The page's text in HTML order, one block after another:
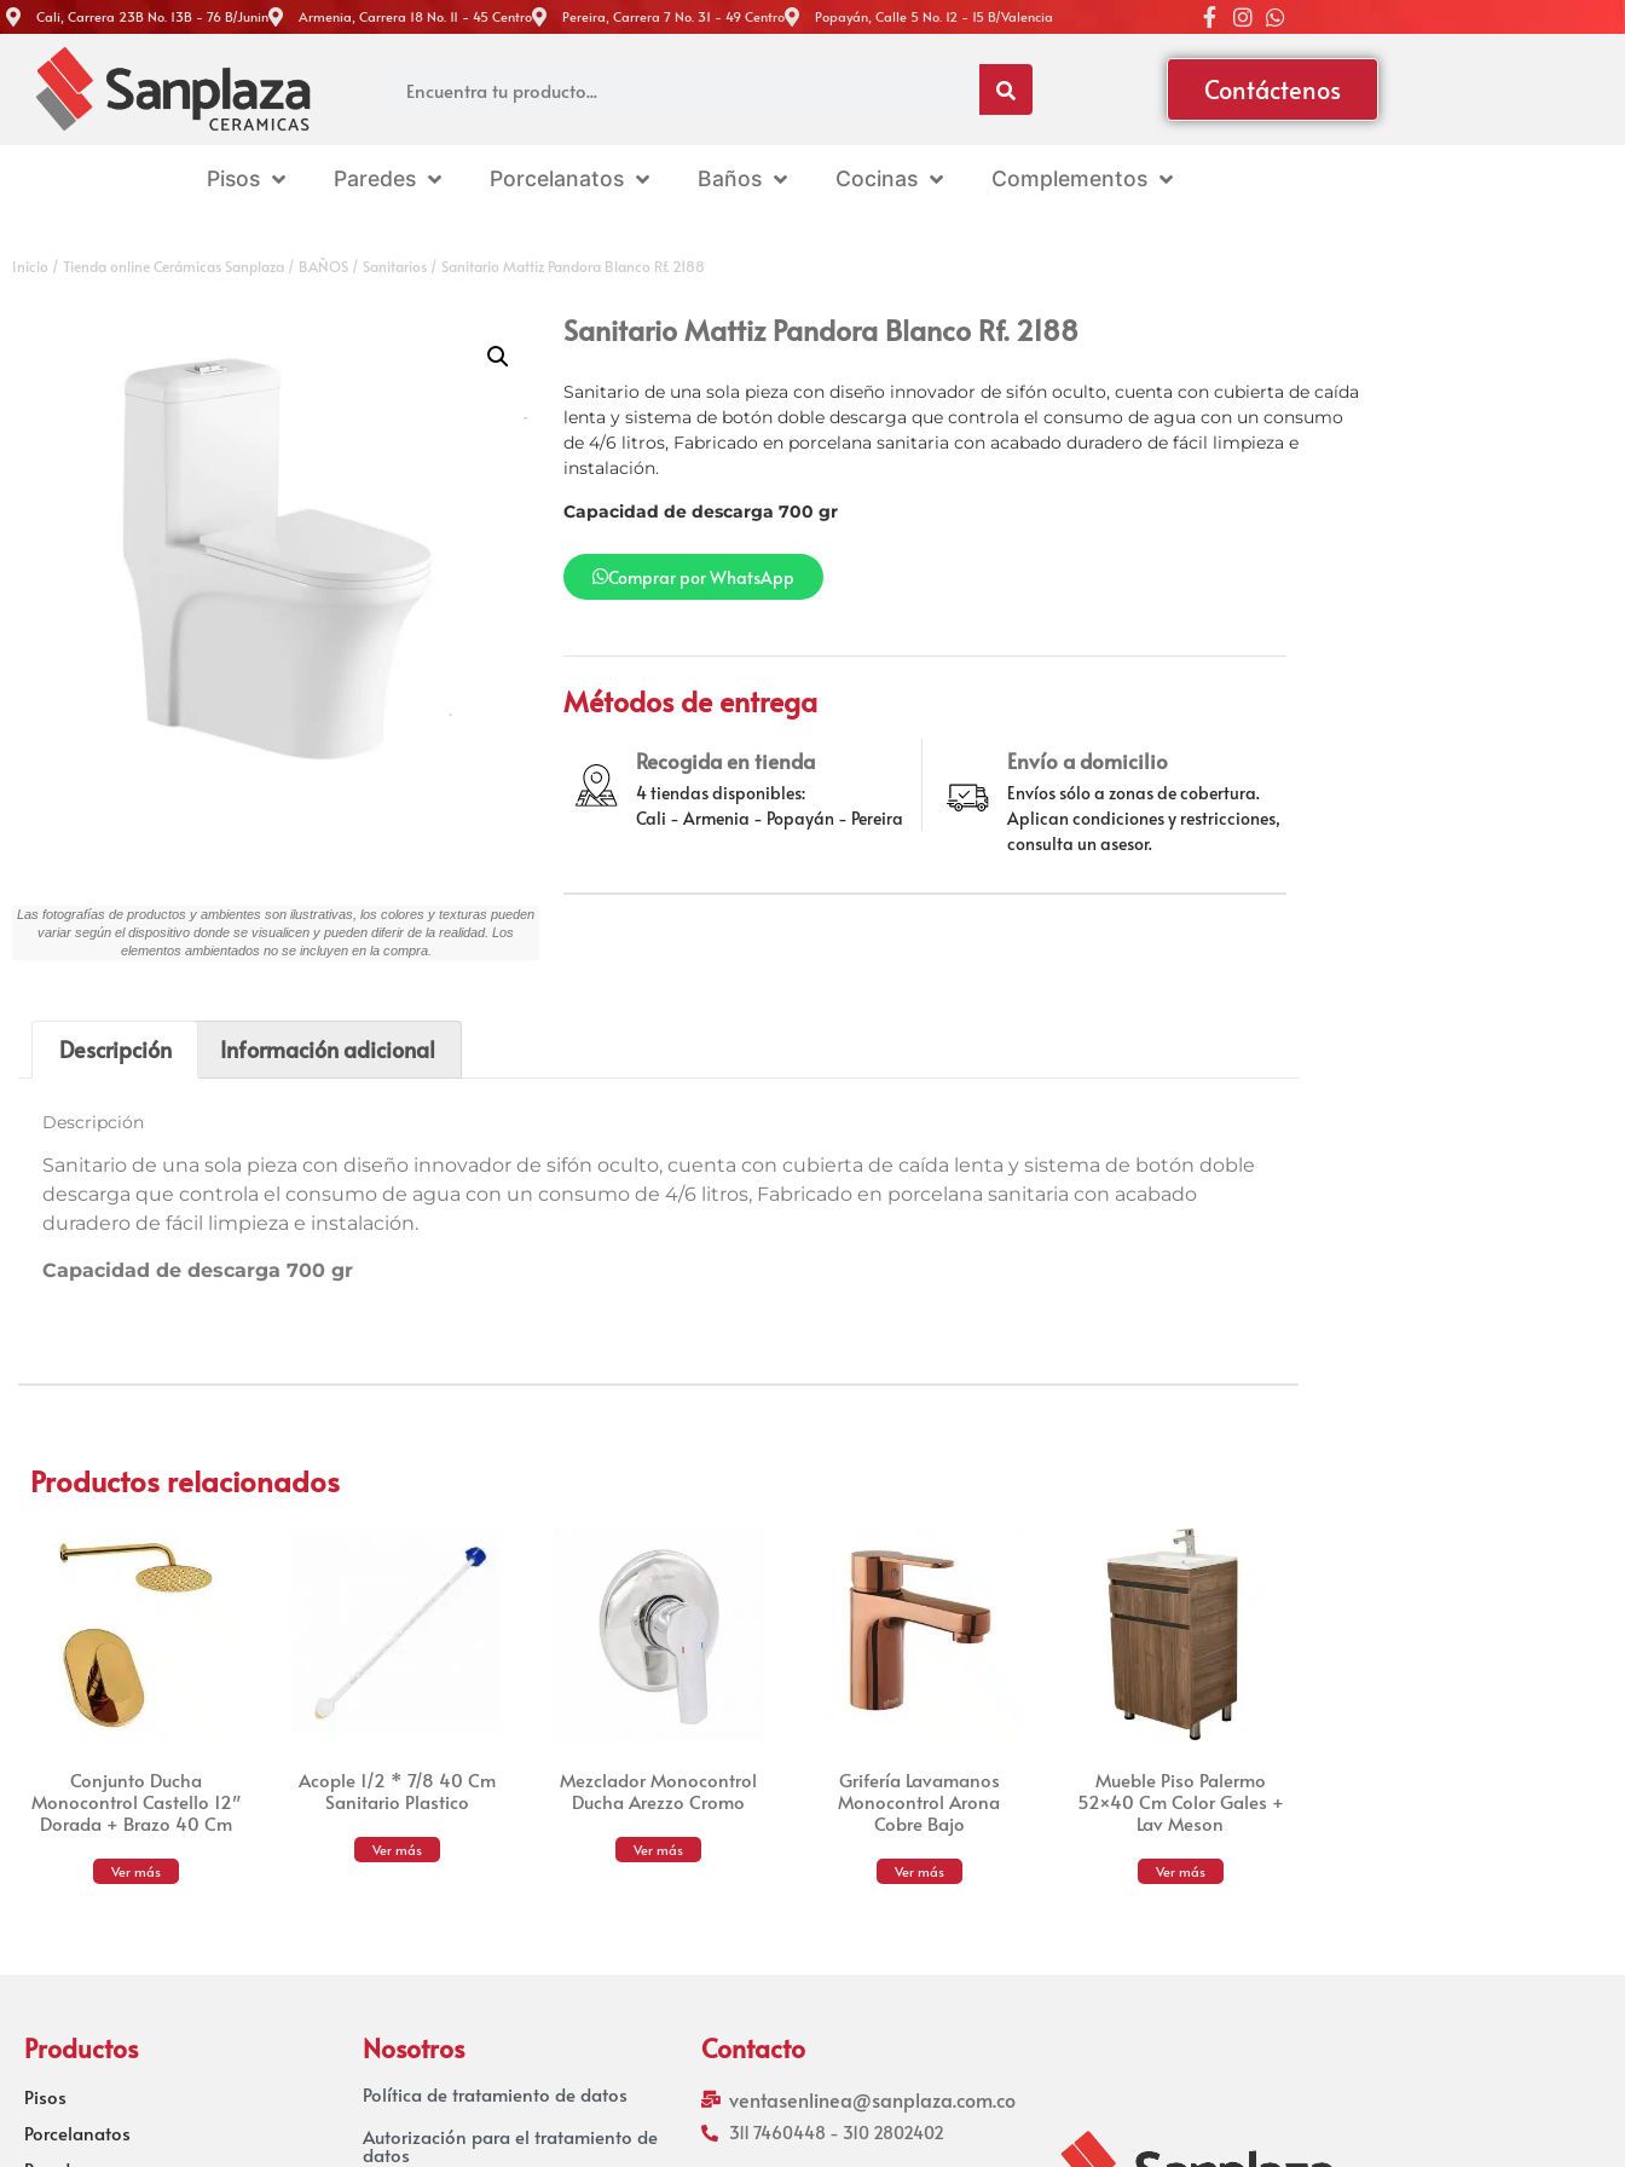
Cali, Carrera 23B No. 13B - 76 B/Junin Armenia, Carrera 18 No. 11 - 45 Centro Pereira, Carrera 7 No. 31 - 49 Centro Popayán, Calle 5 No. 12 - 15 B/Valencia
Contáctenos
Pisos Paredes Porcelanatos Baños Cocinas Complementos
Inicio / Tienda online Cerámicas Sanplaza / BAÑOS / Sanitarios / Sanitario Mattiz Pandora Blanco Rf. 2188
Las fotografías de productos y ambientes son ilustrativas, los colores y texturas pueden
variar según el dispositivo donde se visualicen y pueden diferir de la realidad. Los
elementos ambientados no se incluyen en la compra.
Sanitario Mattiz Pandora Blanco Rf. 2188
Sanitario de una sola pieza con diseño innovador de sifón oculto, cuenta con cubierta de caída
lenta y sistema de botón doble descarga que controla el consumo de agua con un consumo
de 4/6 litros, Fabricado en porcelana sanitaria con acabado duradero de fácil limpieza e
instalación.
Capacidad de descarga 700 gr
Comprar por WhatsApp
Métodos de entrega
Recogida en tienda
4 tiendas disponibles:
Cali - Armenia - Popayán - Pereira
Envío a domicilio
Envíos sólo a zonas de cobertura.
Aplican condiciones y restricciones,
consulta un asesor.
Descripción Información adicional
Descripción
Sanitario de una sola pieza con diseño innovador de sifón oculto, cuenta con cubierta de caída lenta y sistema de botón doble
descarga que controla el consumo de agua con un consumo de 4/6 litros, Fabricado en porcelana sanitaria con acabado
duradero de fácil limpieza e instalación.
Capacidad de descarga 700 gr
Productos relacionados
Conjunto Ducha
Monocontrol Castello 12″
Dorada + Brazo 40 Cm
Ver más
Acople 1/2 * 7/8 40 Cm
Sanitario Plastico
Ver más
Mezclador Monocontrol
Ducha Arezzo Cromo
Ver más
Grifería Lavamanos
Monocontrol Arona
Cobre Bajo
Ver más
Mueble Piso Palermo
52×40 Cm Color Gales +
Lav Meson
Ver más
Productos
Pisos
Porcelanatos
Nosotros
Política de tratamiento de datos
Autorización para el tratamiento de
datos
Contacto
ventasenlinea@sanplaza.com.co
311 7460448 - 310 2802402